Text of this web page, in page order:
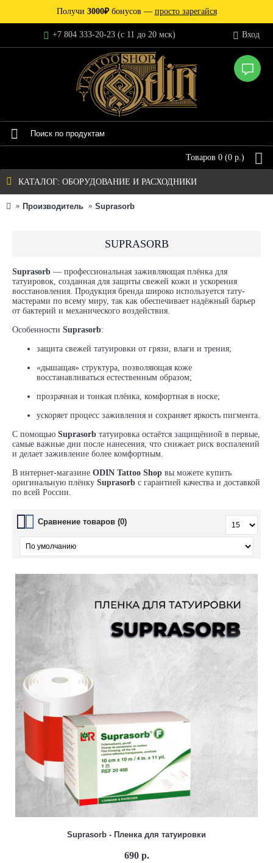
Получи 3000₽бонусов — просто зарегайся
+7 804 333-20-23 (c 11 до 20 мск) Вход
Товаров 0 (0 р.)
КАТАЛОГ: ОБОРУДОВАНИЕ И РАСХОДНИКИ
Производитель Suprasorb
SUPRASORB
Suprasorb — профессиональная заживляющая плёнка для
татуировок, созданная для защиты свежей кожи и ускорения
восстановления. Продукция бренда широко используется тату-
мастерами по всему миру, так как обеспечивает надёжный барьер
от бактерий и механического воздействия.
Особенности Suprasorb:
защита свежей татуировки от грязи, влаги и трения;
«дышащая» структура, позволяющая коже
восстанавливаться естественным образом;
прозрачная и тонкая плёнка, комфортная в носке;
ускоряет процесс заживления и сохраняет яркость пигмента.
С помощью Suprasorb татуировка остаётся защищённой в первые,
самые важные дни после нанесения, что снижает риск воспалений
и делает заживление более комфортным.
В интернет-магазине ODIN Tattoo Shop вы можете купить
оригинальную плёнку Suprasorb с гарантией качества и доставкой
по всей России.
Сравнение товаров (0)
Suprasorb - Пленка для татуировки
690 р.